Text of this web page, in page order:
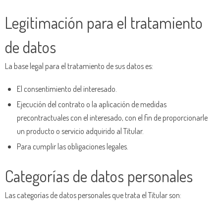
Legitimación para el tratamiento
de datos
La base legal para el tratamiento de sus datos es:
El consentimiento del interesado.
Ejecución del contrato o la aplicación de medidas
precontractuales con el interesado, con el fin de proporcionarle
un producto o servicio adquirido al Titular.
Para cumplir las obligaciones legales.
Categorías de datos personales
Las categorías de datos personales que trata el Titular son: